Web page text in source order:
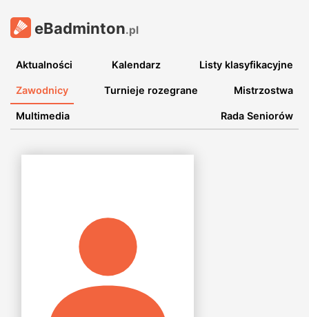
eBadminton.pl
Aktualności Kalendarz Listy klasyfikacyjne
Zawodnicy Turnieje rozegrane Mistrzostwa
Multimedia Rada Seniorów